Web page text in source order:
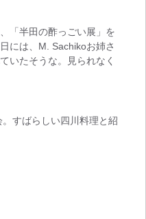
「半田の酢っごい展」を
には、M. Sachikoお姉さ
いたそうな。見られなく
すばらしい四川料理と紹